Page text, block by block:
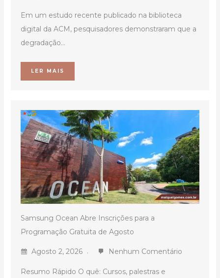
Em um estudo recente publicado na biblioteca
digital da ACM, pesquisadores demonstraram que a
degradação...
LER MAIS
Samsung Ocean Abre Inscrições para a
Programação Gratuita de Agosto
Agosto 2, 2026 Nenhum Comentário
Resumo Rápido O quê: Cursos, palestras e